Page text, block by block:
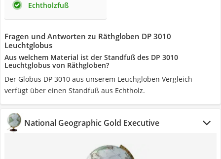
Echtholzfuß
Fragen und Antworten zu Räthgloben DP 3010
Leuchtglobus
Aus welchem Material ist der Standfuß des DP 3010
Leuchtglobus von Räthgloben?
Der Globus DP 3010 aus unserem Leuchgloben Vergleich
verfügt über einen Standfuß aus Echtholz.
National Geographic Gold Executive